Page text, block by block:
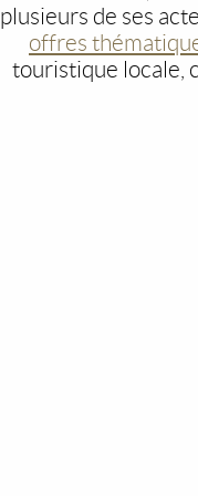
plusieurs de ses
offres
touristique locale,